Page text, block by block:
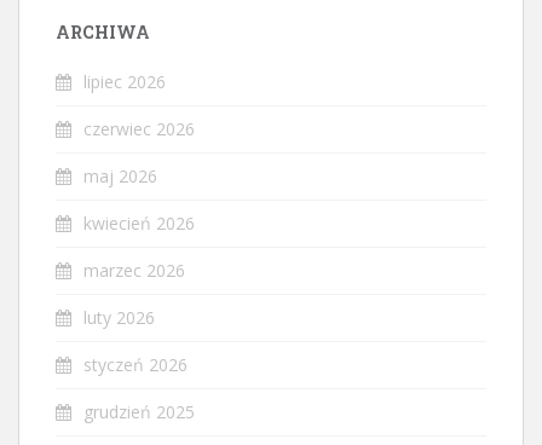
ARCHIWA
lipiec 2026
czerwiec 2026
maj 2026
kwiecień 2026
marzec 2026
luty 2026
styczeń 2026
grudzień 2025